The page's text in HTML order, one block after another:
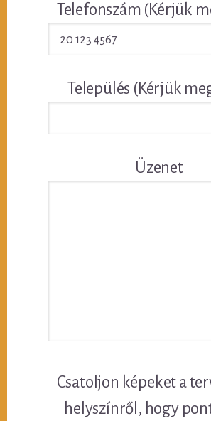
Telefonszám (Kérjük
Település (Kérjük
Üzenet
Csatoljon képeket a
helyszínről, hogy